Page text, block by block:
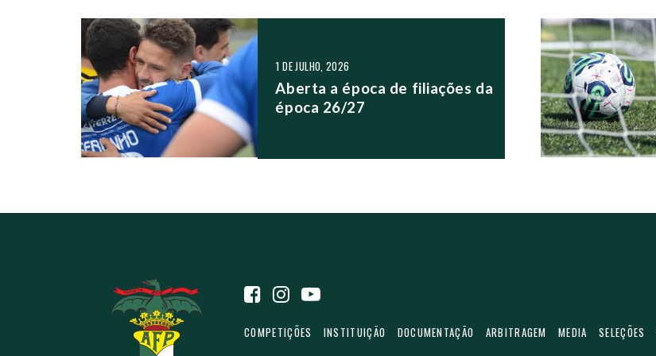
NAVEGAÇÃO NOS POSTS
1 DE JULHO, 2026
Aberta a época de filiações da
época 26/27
COMPETIÇÕES INSTITUIÇÃO DOCUMENTAÇÃO ARBITRAGEM MEDIA SELEÇÕES